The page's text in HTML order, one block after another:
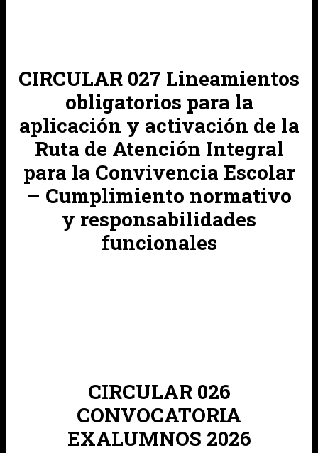
CIRCULAR 027 Lineamientos
obligatorios para la
aplicación y activación de la
Ruta de Atención Integral
para la Convivencia Escolar
– Cumplimiento normativo
y responsabilidades
funcionales
CIRCULAR 026
CONVOCATORIA
EXALUMNOS 2026